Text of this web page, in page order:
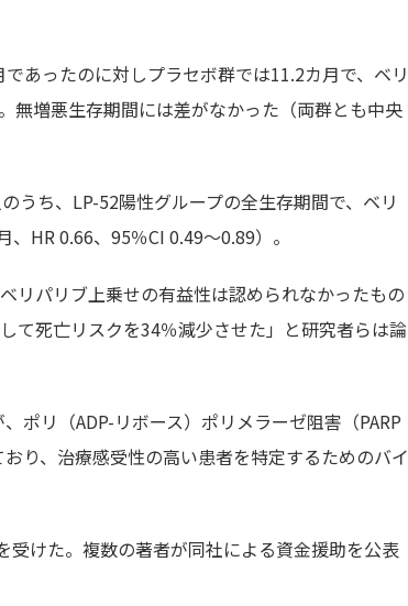
あったのに対しプラセボ群では11.2カ月で、ベリ
無増悪生存期間には差がなかった（両群とも中央
うち、LP-52陽性グループの全生存期間で、ベリ
HR 0.66、95％CI 0.49～0.89）。
リパリブ上乗せの有益性は認められなかったもの
て死亡リスクを34％減少させた」と研究者らは論
ポリ（ADP-リボース）ポリメラーゼ阻害（PARP
り、治療感受性の高い患者を特定するためのバイ
けた。複数の著者が同社による資金援助を公表